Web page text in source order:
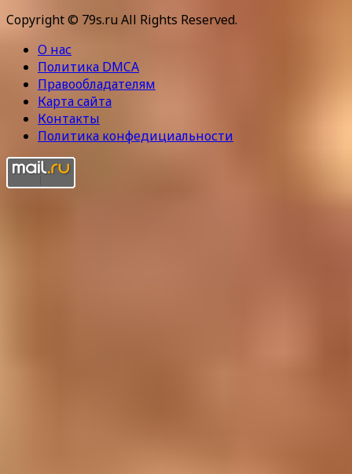
Copyright © 79s.ru All Rights Reserved.
О нас
Политика DMCA
Правообладателям
Карта сайта
Контакты
Политика конфедициальности